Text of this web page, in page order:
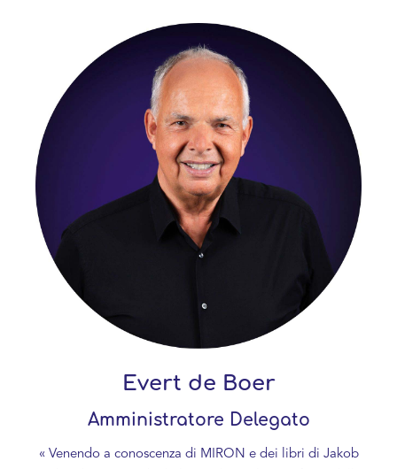
Evert de Boer
Amministratore Delegato
« Venendo a conoscenza di MIRON e dei libri di Jakob